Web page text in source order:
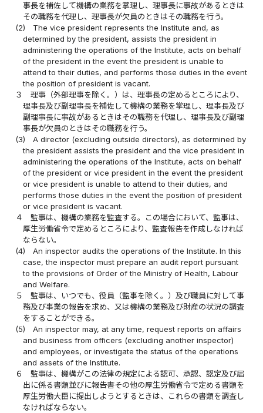
事長を補佐して機構の業務を掌理し、理事長に事故があるときは
その職務を代理し、理事長が欠員のときはその職務を行う。
(2)
The vice president represents the Institute and, as
determined by the president, assists the president in
administering the operations of the Institute, acts on behalf
of the president in the event the president is unable to
attend to their duties, and performs those duties in the event
the position of president is vacant.
３
理事（外部理事を除く。）は、理事長の定めるところにより、
理事長及び副理事長を補佐して機構の業務を掌理し、理事長及び
副理事長に事故があるときはその職務を代理し、理事長及び副理
事長が欠員のときはその職務を行う。
(3)
A director (excluding outside directors), as determined by
the president assists the president and the vice president in
administering the operations of the Institute, acts on behalf
of the president or vice president in the event the president
or vice president is unable to attend to their duties, and
performs those duties in the event the position of president
or vice president is vacant.
４
監事は、機構の業務を監査する。この場合において、監事は、
厚生労働省令で定めるところにより、監査報告を作成しなければ
ならない。
(4)
An inspector audits the operations of the Institute. In this
case, the inspector must prepare an audit report pursuant
to the provisions of Order of the Ministry of Health, Labour
and Welfare.
５
監事は、いつでも、役員（監事を除く。）及び職員に対して事
務及び事業の報告を求め、又は機構の業務及び財産の状況の調査
をすることができる。
(5)
An inspector may, at any time, request reports on affairs
and business from officers (excluding another inspector)
and employees, or investigate the status of the operations
and assets of the Institute.
６
監事は、機構がこの法律の規定による認可、承認、認定及び届
出に係る書類並びに報告書その他の厚生労働省令で定める書類を
厚生労働大臣に提出しようとするときは、これらの書類を調査し
なければならない。